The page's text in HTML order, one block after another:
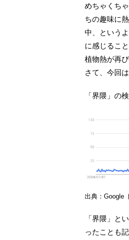
めちゃくち
ちの趣味に
中、という
に感じるこ
植物熱が再
さて、今回
「界隈」の
出典：Google
「界隈」と
ったことも